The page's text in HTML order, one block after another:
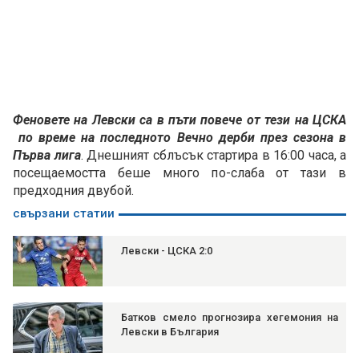
Феновете на Левски са в пъти повече от тези на ЦСКА
по време на последното Вечно дерби през сезона в
Първа лига. Днешният сблъсък стартира в 16:00 часа, а
посещаемостта беше много по-слаба от тази в
предходния двубой.
свързани статии
Левски - ЦСКА 2:0
Батков смело прогнозира хегемония на
Левски в България